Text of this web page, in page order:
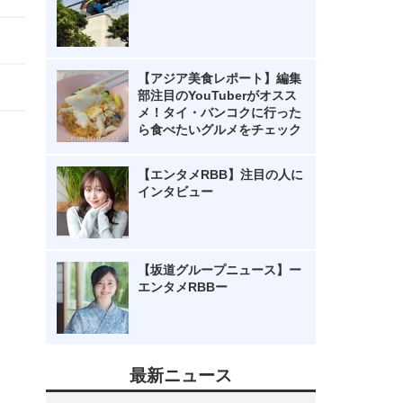
【アジア美食レポート】編集
部注目のYouTuberがオスス
メ！タイ・バンコクに行った
ら食べたいグルメをチェック
【エンタメRBB】注目の人に
インタビュー
【坂道グループニュース】ー
エンタメRBBー
最新ニュース